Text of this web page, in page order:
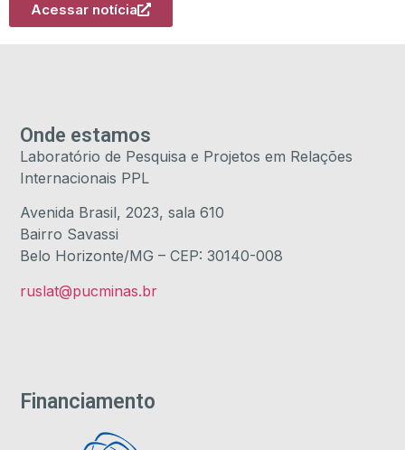
Acessar notícia
Financiamento
Onde estamos
Laboratório de Pesquisa e Projetos em Relações
Internacionais PPL
Avenida Brasil, 2023, sala 610
Bairro Savassi
Belo Horizonte/MG – CEP: 30140-008
ruslat@pucminas.br